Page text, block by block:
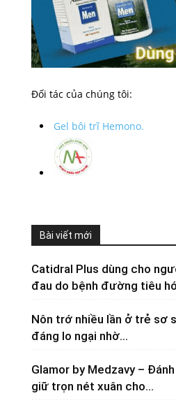
Đối tác của chúng tôi:
Gel bôi trĩ Hemono.
Bài viết mới
Catidral Plus dùng cho
đau do bệnh đường tiêu
Nôn trớ nhiều lần ở trẻ sơ
đáng lo ngại nhờ...
Glamor by Medzavy –
giữ trọn nét xuân cho...